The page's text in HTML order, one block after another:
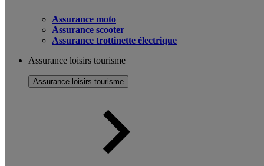
Assurance moto
Assurance scooter
Assurance trottinette électrique
Assurance loisirs tourisme
Assurance loisirs tourisme